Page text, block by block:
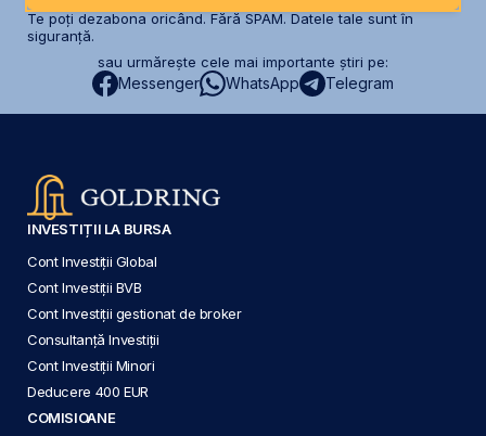
Te poți dezabona oricând. Fără SPAM. Datele tale sunt în
siguranță.
sau urmărește cele mai importante știri pe:
Messenger WhatsApp Telegram
INVESTIȚII LA BURSA
Cont Investiții Global
Cont Investiții BVB
Cont Investiții gestionat de broker
Consultanță Investiții
Cont Investiții Minori
Deducere 400 EUR
COMISIOANE